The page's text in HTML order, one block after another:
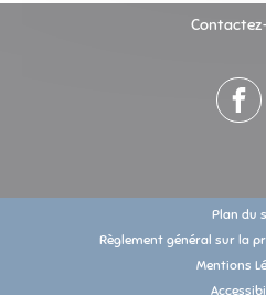
Plan du
Règlement général sur la
Mentions